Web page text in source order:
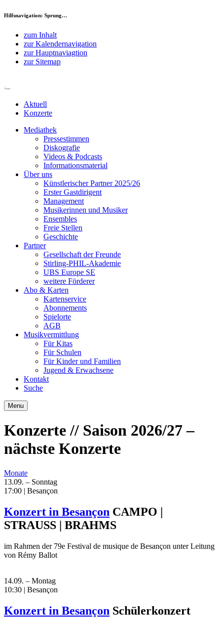
Hilfsnavigation: Sprung…
zum Inhalt
zur Kalendernavigation
zur Hauptnaviagtion
zur Sitemap
Aktuell
Konzerte
Mediathek
Pressestimmen
Diskografie
Videos & Podcasts
Informationsmaterial
Über uns
Künstlerischer Partner 2025/26
Erster Gastdirigent
Management
Musikerinnen und Musiker
Ensembles
Freie Stellen
Geschichte
Partner
Gesellschaft der Freunde
Stirling-PHIL-Akademie
UBS Europe SE
weitere Förderer
Abo & Karten
Kartenservice
Abonnements
Spielorte
AGB
Musikvermittlung
Für Kitas
Für Schulen
Für Kinder und Familien
Jugend & Erwachsene
Kontakt
Suche
Menu
Konzerte// Saison 2026/27 –
nächste Konzerte
Monate
13.09. – Sonntag
17:00 | Besançon
Konzert in Besançon CAMPO |
STRAUSS | BRAHMS
im Rahmen der 79e Festival de musique de Besançon unter Leitung
von Rémy Ballot
14.09. – Montag
10:30 | Besançon
Konzert in Besançon Schülerkonzert